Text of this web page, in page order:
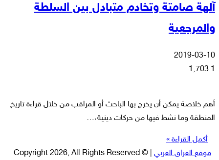
آلهة صامتة وتخادم متبادل بين السلطة
والمرجعية
2019-03-10
1
أهم خلاصة يمكن أن يخرج بها الباحث أو المراقب من خلال قراءة تاريخ
المنطقة وما نشط فيها من حركات دينية،…
أكمل القراءة »
موقع العراق العربي | © Copyright 2026, All Rights Reserved